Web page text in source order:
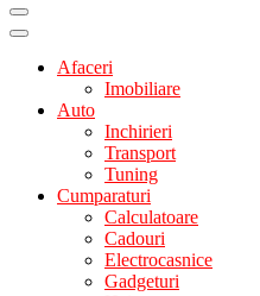
Afaceri
Imobiliare
Auto
Inchirieri
Transport
Tuning
Cumparaturi
Calculatoare
Cadouri
Electrocasnice
Gadgeturi